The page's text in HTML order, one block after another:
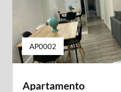
AP0002
Apartamento